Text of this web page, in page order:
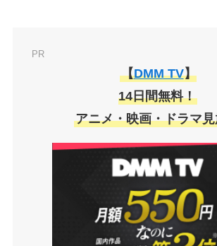
PR
【DMM TV】
14日間無料！
アニメ・映画・ドラマ